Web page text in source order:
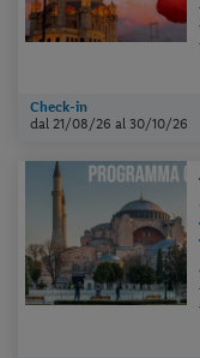
Check-in
dal 21/08/26al 30/10/26